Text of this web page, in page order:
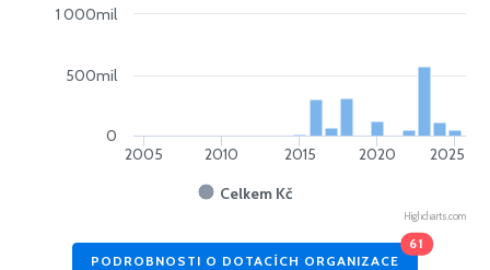
Celkem Kč
2005 2010 2015 2020 2025
0
500mil
1 000mil
Highcharts.com
PODROBNOSTI O DOTACÍCH ORGANIZACE
61